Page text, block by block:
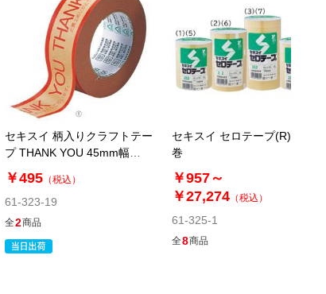
税抜 ￥1,212 /単価
￥444.34
￥1,333
在庫あり〇
当日出荷
※日祝除く12時まで
カートに入れる
61-323-14-6
(6). 25mm幅(100巻)
税抜 ￥12,825 /単価
￥14,107
08月24日頃の出荷
カートに入れる
セキスイ 柄入りクラフトテー
プ THANK YOU 45mm幅
×50m巻
￥495 （税込）
61-323-19
全2商品
セキスイ セロテープ(R) 35m
巻
￥957～
￥27,274 （税込）
61-325-1
全8商品